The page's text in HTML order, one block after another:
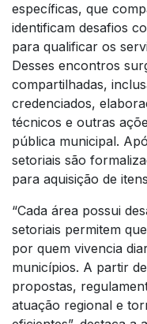
específicas, que
identificam desafios
para qualificar os
Desses encontros
compartilhadas,
credenciados,
técnicos e outras
pública municipal.
setoriais são
para aquisição de
“Cada área possui
setoriais permitem
por quem vivencia
municípios. A partir
propostas,
atuação regional e